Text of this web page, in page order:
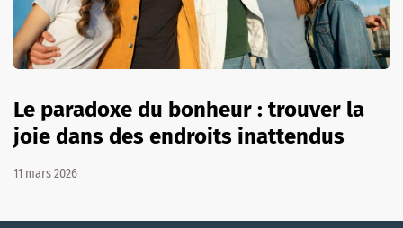
Le paradoxe du bonheur : trouver la
joie dans des endroits inattendus
11 mars 2026